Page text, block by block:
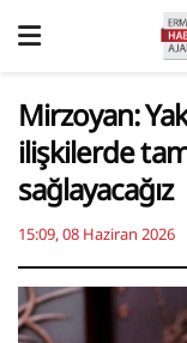
Mirzoyan:
ilişkilerde
sağlayacağız
15:09, 08 Haziran 2026